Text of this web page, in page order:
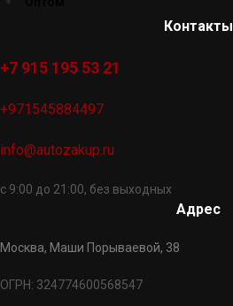
Контакты
+7 915 195 53 21
+971545884497
info@autozakup.ru
с 9:00 до 21:00, без выходных
Адрес
Москва, Маши Порываевой, 38
ОГРН: 324774600568547